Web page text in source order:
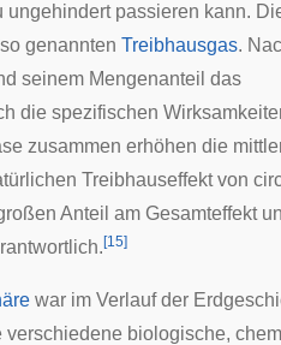
passieren kann.
genannten Treibhausgas.
seinem Mengenanteil das
die spezifischen
zusammen erhöhen die
Treibhauseffekt von
Anteil am Gesamteffekt
[15]
war im Verlauf der
biologische,